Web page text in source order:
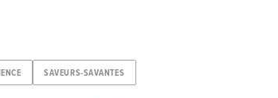
SAVEURS-SAVANTES